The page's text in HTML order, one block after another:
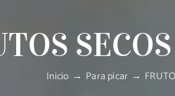
Inicio Para picar